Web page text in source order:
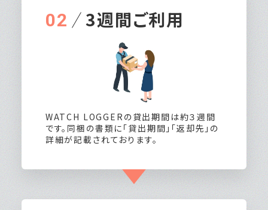
02 3週間ご利用
WATCH LOGGERの貸出期間は約３週間
です。同梱の書類に「貸出期間」「返却先」の
詳細が記載されております。